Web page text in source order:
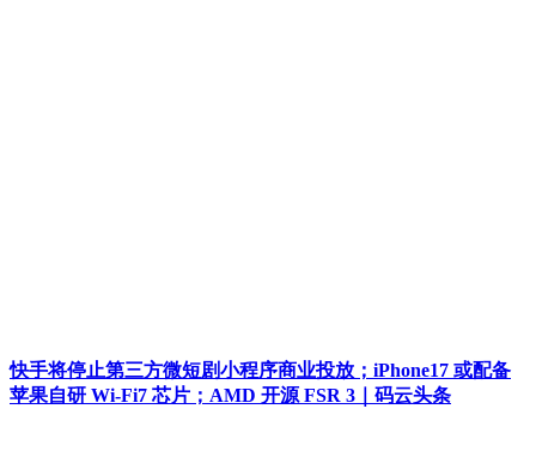
快手将停止第三方微短剧小程序商业投放；iPhone17 或配备
苹果自研 Wi-Fi7 芯片；AMD 开源 FSR 3｜码云头条